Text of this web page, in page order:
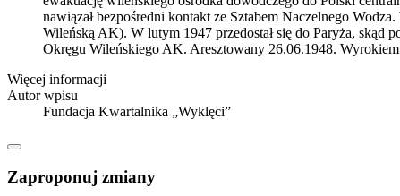
nawiązał bezpośredni kontakt ze Sztabem Naczelnego
Wileńską AK). W lutym 1947 przedostał się do Paryża, skąd
Okręgu Wileńskiego AK. Aresztowany 26.06.1948.
Więcej informacji
Autor wpisu
Fundacja Kwartalnika „Wyklęci”
Zaproponuj zmiany